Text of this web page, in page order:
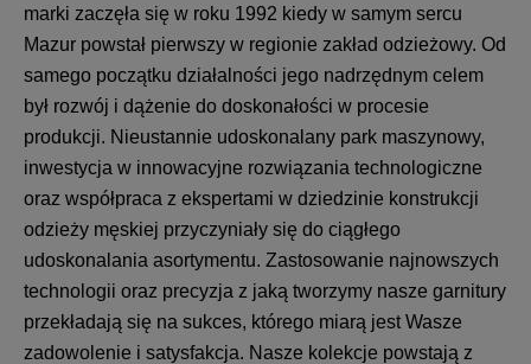
marki zaczęła się w roku 1992 kiedy w samym sercu
Mazur powstał pierwszy w regionie zakład odzieżowy. Od
samego początku działalności jego nadrzędnym celem
był rozwój i dążenie do doskonałości w procesie
produkcji. Nieustannie udoskonalany park maszynowy,
inwestycja w innowacyjne rozwiązania technologiczne
oraz współpraca z ekspertami w dziedzinie konstrukcji
odzieży męskiej przyczyniały się do ciągłego
udoskonalania asortymentu. Zastosowanie najnowszych
technologii oraz precyzja z jaką tworzymy nasze garnitury
przekładają się na sukces, którego miarą jest Wasze
zadowolenie i satysfakcja. Nasze kolekcje powstają z